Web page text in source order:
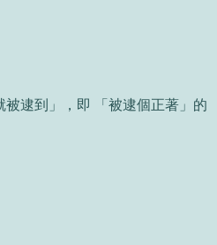
被逮到」，即 「被逮個正著」的